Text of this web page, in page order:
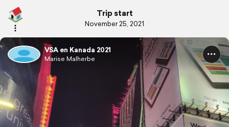
Trip start
November 25, 2021
VSA en Kanada 2021
Marise Malherbe